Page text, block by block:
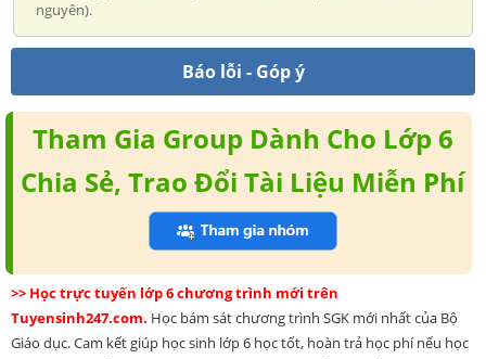
nguyên).
Báo lỗi - Góp ý
Tham Gia Group Dành Cho Lớp 6
Chia Sẻ, Trao Đổi Tài Liệu Miễn Phí
>> Học trực tuyến lớp 6 chương trình mới trên
Tuyensinh247.com. Học bám sát chương trình SGK mới nhất của Bộ
Giáo dục. Cam kết giúp học sinh lớp 6 học tốt, hoàn trả học phí nếu học